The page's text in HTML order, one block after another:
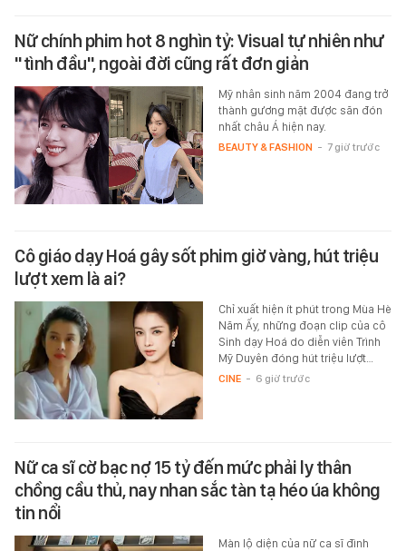
Nữ chính phim hot 8 nghìn tỷ: Visual tự nhiên như
"tình đầu", ngoài đời cũng rất đơn giản
Mỹ nhân sinh năm 2004 đang trở
thành gương mặt được săn đón
nhất châu Á hiện nay.
BEAUTY & FASHION - 7 giờ trước
Cô giáo dạy Hoá gây sốt phim giờ vàng, hút triệu
lượt xem là ai?
Chỉ xuất hiện ít phút trong Mùa Hè
Năm Ấy, những đoạn clip của cô
Sinh dạy Hoá do diễn viên Trình
Mỹ Duyên đóng hút triệu lượt…
CINE - 6 giờ trước
Nữ ca sĩ cờ bạc nợ 15 tỷ đến mức phải ly thân
chồng cầu thủ, nay nhan sắc tàn tạ héo úa không
tin nổi
Màn lộ diện của nữ ca sĩ đình